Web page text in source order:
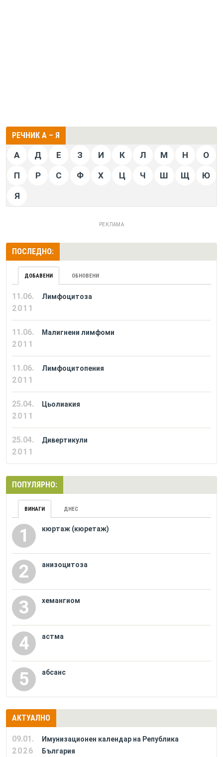
РЕЧНИК А – Я
А Д Е З И К Л М Н О
П Р С Ф Х Ц Ч Ш Щ Ю
Я
РЕКЛАМА
ПОСЛЕДНО:
ДОБАВЕНИ ОБНОВЕНИ
11.06.
2011
Лимфоцитоза
11.06.
2011
Малигнени лимфоми
11.06.
2011
Лимфоцитопения
25.04.
2011
Цьолиакия
25.04.
2011
Дивертикули
ПОПУЛЯРНО:
ВИНАГИ ДНЕС
1 кюртаж (кюретаж)
2 анизоцитоза
3 хемангиом
4 астма
5 абсанс
АКТУАЛНО
09.01.
2026
Имунизационен календар на Република
България